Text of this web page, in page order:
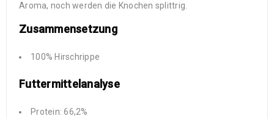
Aroma, noch werden die Knochen splittrig.
Zusammensetzung
100% Hirschrippe
Futtermittelanalyse
Protein: 66,2%